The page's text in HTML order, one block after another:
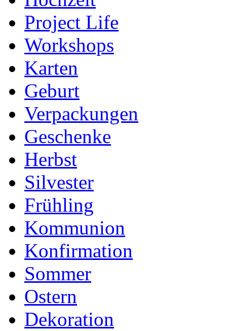
Project Life
Workshops
Karten
Geburt
Verpackungen
Geschenke
Herbst
Silvester
Frühling
Kommunion
Konfirmation
Sommer
Ostern
Dekoration